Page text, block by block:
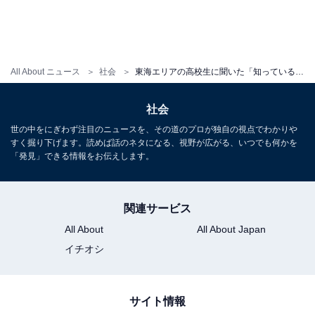
All About ニュース 社会 東海エリアの高校生に聞いた「知っている大学（知名度）」ランキング！ 3位「東京大学」、2位「早稲田大学」、1位は2年連続で？
社会
世の中をにぎわず注目のニュースを、その道のプロが独自の視点でわかりや
すく掘り下げます。読めば話のネタになる、視野が広がる、いつでも何かを
「発見」できる情報をお伝えします。
関連サービス
All About
All About Japan
イチオシ
サイト情報